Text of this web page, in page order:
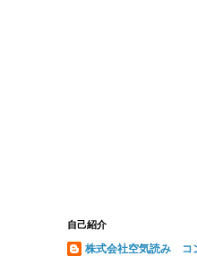
自己紹介
株式会社空気読み コ